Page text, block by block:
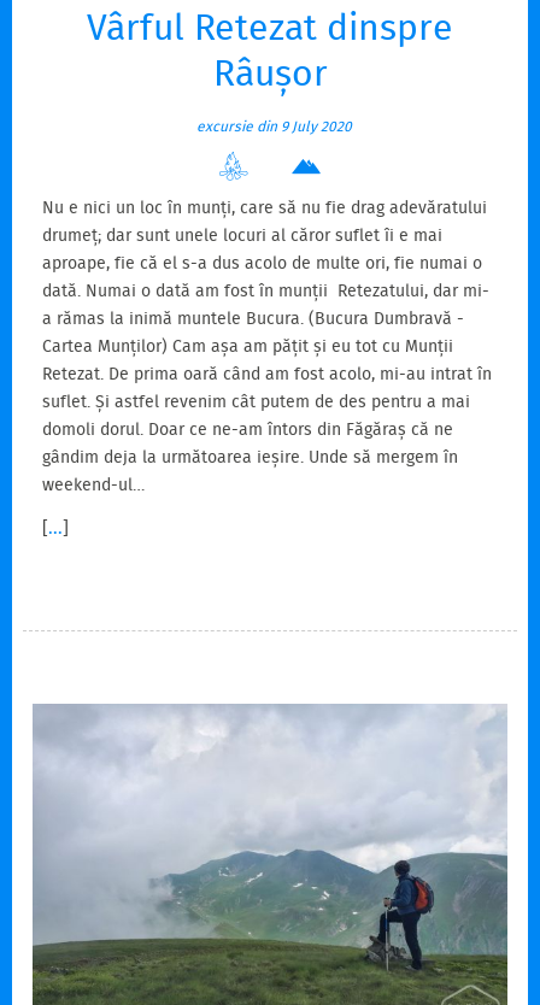
Vârful Retezat dinspre
Râușor
excursie din 9 July 2020
Nu e nici un loc în munți, care să nu fie drag adevăratului
drumeț; dar sunt unele locuri al căror suflet îi e mai
aproape, fie că el s-a dus acolo de multe ori, fie numai o
dată. Numai o dată am fost în munții Retezatului, dar mi-
a rămas la inimă muntele Bucura. (Bucura Dumbravă -
Cartea Munților) Cam așa am pățit și eu tot cu Munții
Retezat. De prima oară când am fost acolo, mi-au intrat în
suflet. Și astfel revenim cât putem de des pentru a mai
domoli dorul. Doar ce ne-am întors din Făgăraș că ne
gândim deja la următoarea ieșire. Unde să mergem în
weekend-ul…
[...]